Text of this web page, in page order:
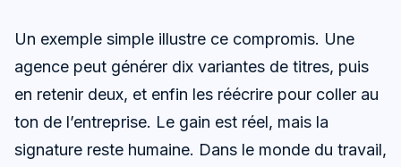
Un exemple simple illustre ce compromis. Une
agence peut générer dix variantes de titres, puis
en retenir deux, et enfin les réécrire pour coller au
ton de l’entreprise. Le gain est réel, mais la
signature reste humaine. Dans le monde du travail,